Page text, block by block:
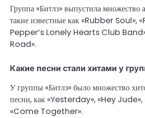
Группа «Битлз» выпустила множество
такие известные как «Rubber Soul»,
Pepper’s Lonely Hearts Club
Road».
Какие песни стали хитами у
У группы «Битлз» было множество
песни, как «Yesterday», «Hey
«Come Together».